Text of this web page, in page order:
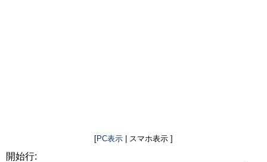
[PC表示 | スマホ表示 ]
開始行: